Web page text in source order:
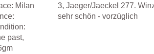
Milan
past,
3, Jaeger/Jaeckel 277.
sehr schön - vorzüglich